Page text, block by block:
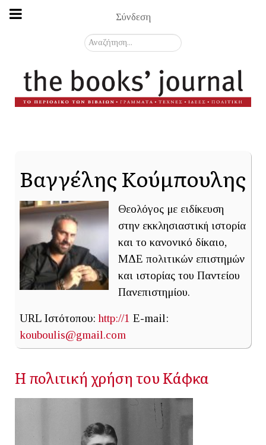
Σύνδεση
Αναζήτηση...
Βαγγέλης Κούμπουλης
Θεολόγος με ειδίκευση
στην εκκλησιαστική ιστορία
και το κανονικό δίκαιο,
ΜΔΕ πολιτικών επιστημών
και ιστορίας του Παντείου
Πανεπιστημίου.
URL Ιστότοπου:http://1 E-mail:
kouboulis@gmail.com
Η πολιτική χρήση του Κάφκα